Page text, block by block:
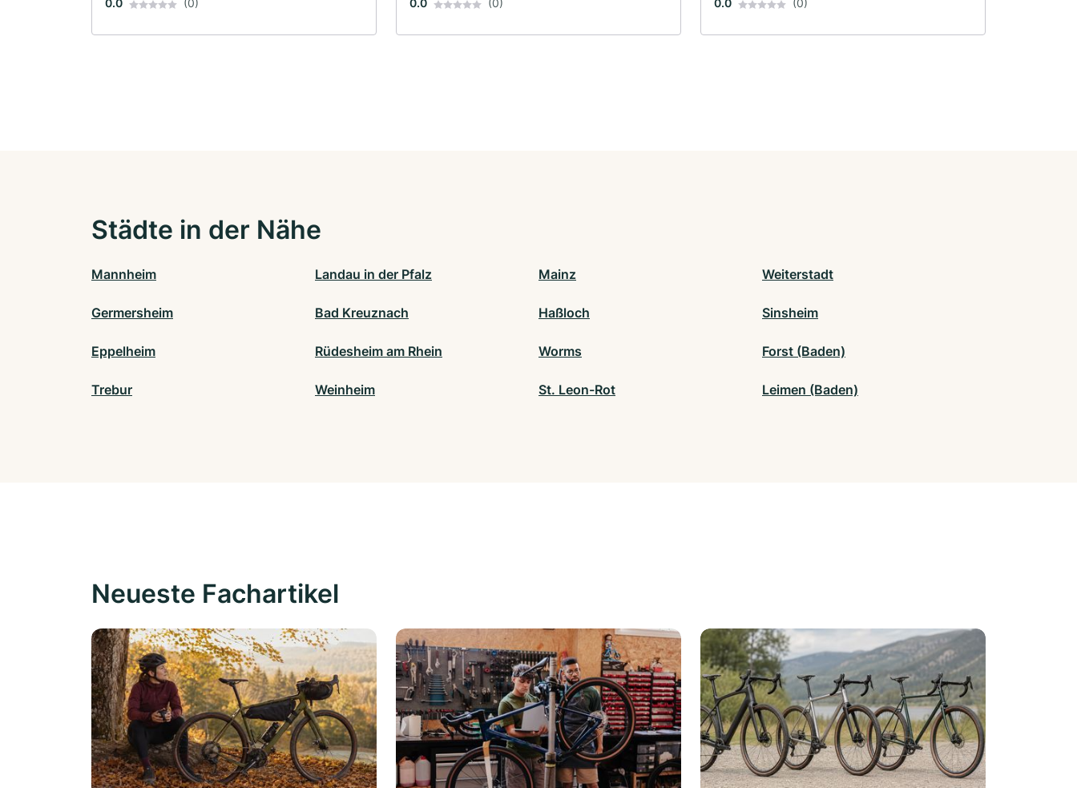
0.0 (0) 0.0 (0) 0.0 (0)
Städte in der Nähe
Mannheim Landau in der Pfalz Mainz Weiterstadt
Germersheim Bad Kreuznach Haßloch Sinsheim
Eppelheim Rüdesheim am Rhein Worms Forst (Baden)
Trebur Weinheim St. Leon-Rot Leimen (Baden)
Neueste Fachartikel